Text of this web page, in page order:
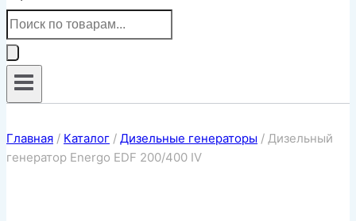
Поиск
товаров
Главная / Каталог / Дизельные генераторы / Дизельный
генератор Energo EDF 200/400 IV